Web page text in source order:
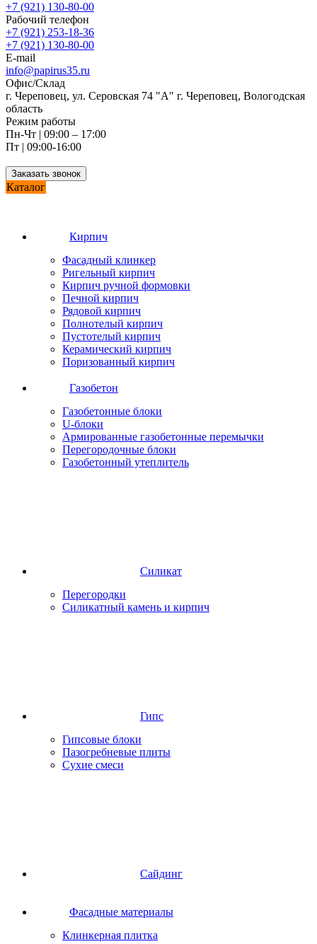
+7 (921) 130-80-00
Рабочий телефон
+7 (921) 253-18-36
+7 (921) 130-80-00
E-mail
info@papirus35.ru
Офис/Склад
г. Череповец, ул. Серовская 74 "А" г. Череповец, Вологодская
область
Режим работы
Пн-Чт | 09:00 – 17:00
Пт | 09:00-16:00
Заказать звонок
Каталог
Кирпич
Фасадный клинкер
Ригельный кирпич
Кирпич ручной формовки
Печной кирпич
Рядовой кирпич
Полнотелый кирпич
Пустотелый кирпич
Керамический кирпич
Поризованный кирпич
Газобетон
Газобетонные блоки
U-блоки
Армированные газобетонные перемычки
Перегородочные блоки
Газобетонный утеплитель
Силикат
Перегородки
Силикатный камень и кирпич
Гипс
Гипсовые блоки
Пазогребневые плиты
Сухие смеси
Сайдинг
Фасадные материалы
Клинкерная плитка